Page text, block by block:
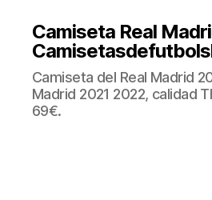
Camiseta Real
Camiseta del Real Madrid
Madrid 2021 2022, calidad
69€.